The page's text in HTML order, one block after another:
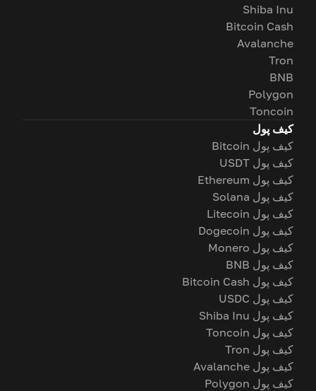
Shiba Inu
Bitcoin Cash
Avalanche
Tron
BNB
Polygon
Toncoin
کیف پول
کیف پول Bitcoin
کیف پول USDT
کیف پول Ethereum
کیف پول Solana
کیف پول Litecoin
کیف پول Dogecoin
کیف پول Monero
کیف پول BNB
کیف پول Bitcoin Cash
کیف پول USDC
کیف پول Shiba Inu
کیف پول Toncoin
کیف پول Tron
کیف پول Avalanche
کیف پول Polygon